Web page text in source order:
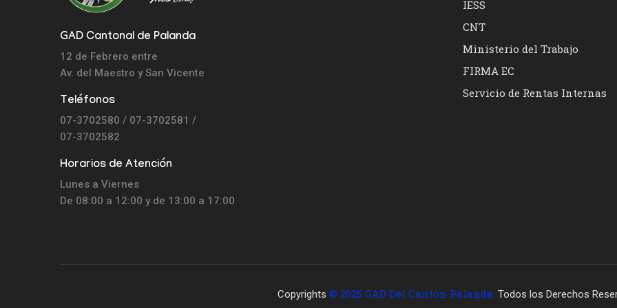
GAD Cantonal de Palanda
12 de Febrero entre
Av. del Maestro ySan Vicente
Teléfonos
07-3702580 / 07-3702581 /
07-3702582
Horarios de Atención
Lunes a Viernes
De 08:00 a 12:00 y de 13:00 a 17:00
IESS
CNT
Ministerio del Trabajo
FIRMA EC
Servicio de Rentas Internas
Copyrights © 2025 GAD Del Cantón Palanda. Todos los Derechos